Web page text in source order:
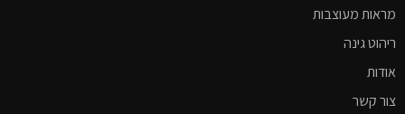
מראות מעוצבות
ריהוט גינה
אודות
צור קשר